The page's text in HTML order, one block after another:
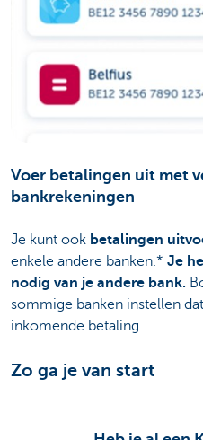
Voer betalingen uit met
bankrekeningen
Je kunt ook betalingen
enkele andere banken.* Je
nodig van je andere bank.
sommige banken instellen
inkomende betaling.
Zo ga je van start